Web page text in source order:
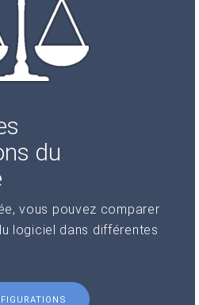
du
vous pouvez comparer
logiciel dans différentes